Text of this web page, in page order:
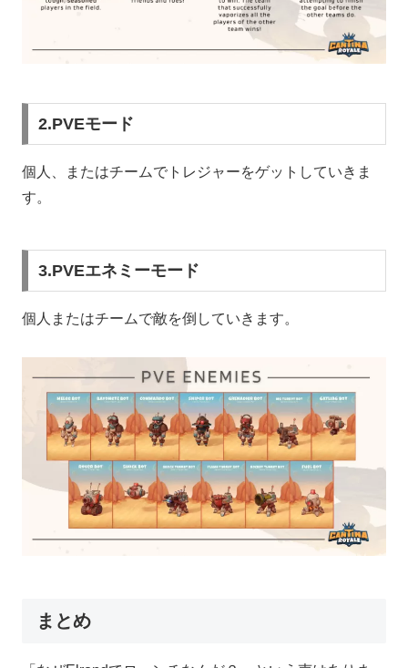
2.PVEモード
個人、またはチームでトレジャーをゲットしていきま
す。
3.PVEエネミーモード
個人またはチームで敵を倒していきます。
まとめ